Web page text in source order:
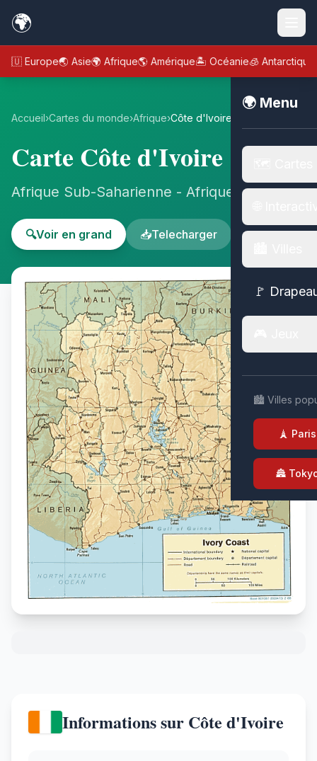
🌍
🇪🇺 Europe🌏 Asie🌍 Afrique🌎 Amérique🏝️ Océanie🧊 Antarctique
🌍 Menu
🚩
🏙️ Villes
🗼 Paris
🏯
Accueil›Cartes du monde›Afrique›Côte d'Ivoire
Carte Côte d'Ivoire
Afrique Sub-Saharienne - Afrique
🔍Voir en grand 📥Telecharger
Informations sur Côte d'Ivoire